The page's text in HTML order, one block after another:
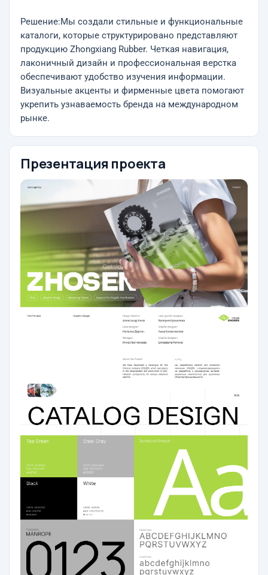
Решение:Мы создали стильные и функциональные
каталоги, которые структурировано представляют
продукцию Zhongxiang Rubber. Четкая навигация,
лаконичный дизайн и профессиональная верстка
обеспечивают удобство изучения информации.
Визуальные акценты и фирменные цвета помогают
укрепить узнаваемость бренда на международном
рынке.
Презентация проекта